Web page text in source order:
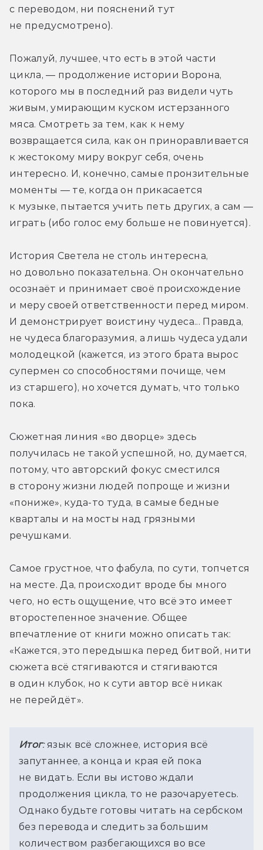
с переводом, ни пояснений тут
не предусмотрено).
Пожалуй, лучшее, что есть в этой части
цикла, — продолжение истории Ворона,
которого мы в последний раз видели чуть
живым, умирающим куском истерзанного
мяса. Смотреть за тем, как к нему
возвращается сила, как он приноравливается
к жестокому миру вокруг себя, очень
интересно. И, конечно, самые пронзительные
моменты — те, когда он прикасается
к музыке, пытается учить петь других, а сам —
играть (ибо голос ему больше не повинуется).
История Светела не столь интересна,
но довольно показательна. Он окончательно
осознаёт и принимает своё происхождение
и меру своей ответственности перед миром.
И демонстрирует воистину чудеса... Правда,
не чудеса благоразумия, а лишь чудеса удали
молодецкой (кажется, из этого брата вырос
супермен со способностями почище, чем
из старшего), но хочется думать, что только
пока.
Сюжетная линия «во дворце» здесь
получилась не такой успешной, но, думается,
потому, что авторский фокус сместился
в сторону жизни людей попроще и жизни
«пониже», куда-то туда, в самые бедные
кварталы и на мосты над грязными
речушками.
Самое грустное, что фабула, по сути, топчется
на месте. Да, происходит вроде бы много
чего, но есть ощущение, что всё это имеет
второстепенное значение. Общее
впечатление от книги можно описать так:
«Кажется, это передышка перед битвой, нити
сюжета всё стягиваются и стягиваются
в один клубок, но к сути автор всё никак
не перейдёт».
Итог: язык всё сложнее, история всё
запутаннее, а конца и края ей пока
не видать. Если вы истово ждали
продолжения цикла, то не разочаруетесь.
Однако будьте готовы читать на сербском
без перевода и следить за большим
количеством разбегающихся во все